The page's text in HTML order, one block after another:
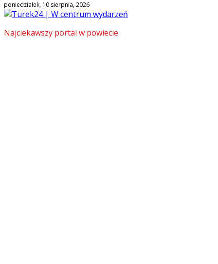
poniedziałek, 10 sierpnia, 2026
Najciekawszy portal w powiecie